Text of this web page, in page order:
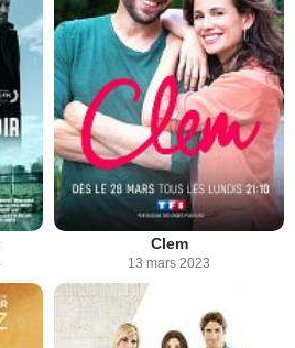
Clem
13 mars 2023